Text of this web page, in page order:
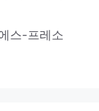
스-프레소